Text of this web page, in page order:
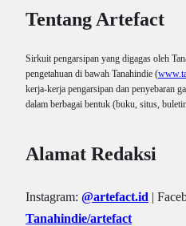
Tentang Artefact
Sirkuit pengarsipan yang digagas oleh
pengetahuan di bawah Tanahindie (
kerja-kerja pengarsipan dan penyebaran
dalam berbagai bentuk (buku, situs,
Alamat Redaksi
Instagram: @artefact.id |
Tanahindie/artefact